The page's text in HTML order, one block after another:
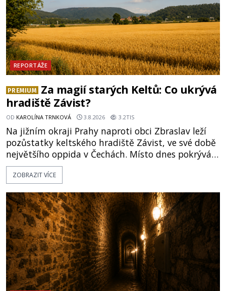
REPORTÁŽE
PREMIUM
Za magií starých Keltů: Co ukrývá
hradiště Závist?
OD KAROLÍNA TRNKOVÁ 3.8.2026 3.2TIS
Na jižním okraji Prahy naproti obci Zbraslav leží
pozůstatky keltského hradiště Závist, ve své době
největšího oppida v Čechách. Místo dnes pokrývá
les, zbytky po kdysi monumentálním hradišti jsou
ale v terénu patrné stále. Co dalšího tu po Keltech
vrch Hr
ZOBRAZIT VÍCE